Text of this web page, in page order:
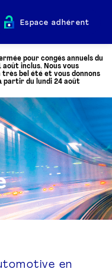
Espace adhérent
pour congés annuels du
août inclus. Nous vous
très bel été et vous donnons
partir du lundi 24 août
en